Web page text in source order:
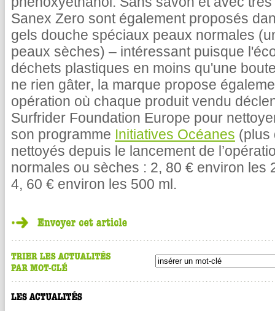
Sanex Zero sont également proposés
gels douche spéciaux peaux normales
peaux sèches) – intéressant puisque
déchets plastiques en moins qu'une
ne rien gâter, la marque propose
opération où chaque produit vendu
Surfrider Foundation Europe pour
son programme Initiatives Océanes (plus
nettoyés depuis le lancement de
normales ou sèches : 2, 80 € environ les
4, 60 € environ les 500 ml.